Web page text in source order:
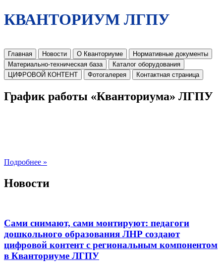
КВАНТОРИУМ ЛГПУ
Главная Новости О Кванториуме
Нормативные документы
Материально-техническая база
Каталог оборудования
ЦИФРОВОЙ КОНТЕНТ
Фотогалерея Контактная страница
График работы «Кванториума» ЛГПУ
Подробнее »
Новости
Сами снимают, сами монтируют: педагоги
дошкольного образования ЛНР создают
цифровой контент с региональным компонентом
в Кванториуме ЛГПУ​